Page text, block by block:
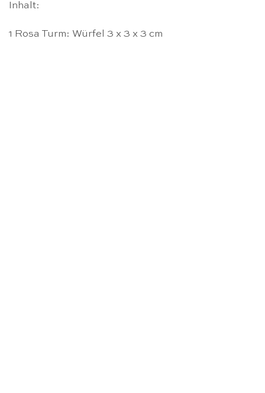
Inhalt:
1 Rosa Turm: Würfel 3 x 3 x 3 cm